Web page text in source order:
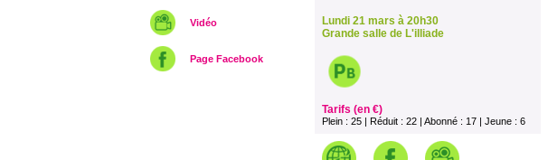
Vidéo
Page Facebook
Lundi 21 mars à 20h30
Grande salle de L'illiade
Tarifs (en €)
Plein : 25 | Réduit : 22 | Abonné : 17 | Jeune : 6